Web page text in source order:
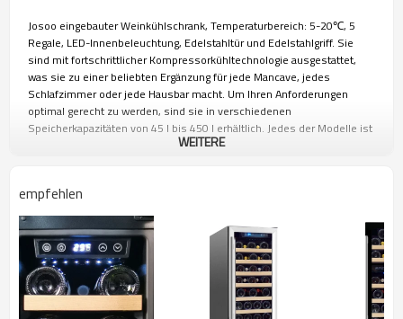
Josoo eingebauter Weinkühlschrank, Temperaturbereich: 5-20℃, 5
Regale, LED-Innenbeleuchtung, Edelstahltür und Edelstahlgriff. Sie
sind mit fortschrittlicher Kompressorkühltechnologie ausgestattet,
was sie zu einer beliebten Ergänzung für jede Mancave, jedes
Schlafzimmer oder jede Hausbar macht. Um Ihren Anforderungen
optimal gerecht zu werden, sind sie in verschiedenen
Speicherkapazitäten von 45 l bis 450 l erhältlich. Jedes der Modelle ist
in Schwarz und Edelstahl (SS) sowie nahtlosem SS erhältlich. Alle
Diese Einbaukühlschränke sind mit herausnehmbaren Regalen,
verstellbaren Füßen und umkehrbaren Türen ausgestattet, die mit
Schlüssel abschließbar sind.
Videobeschreibung
WEITERE
empfehlen